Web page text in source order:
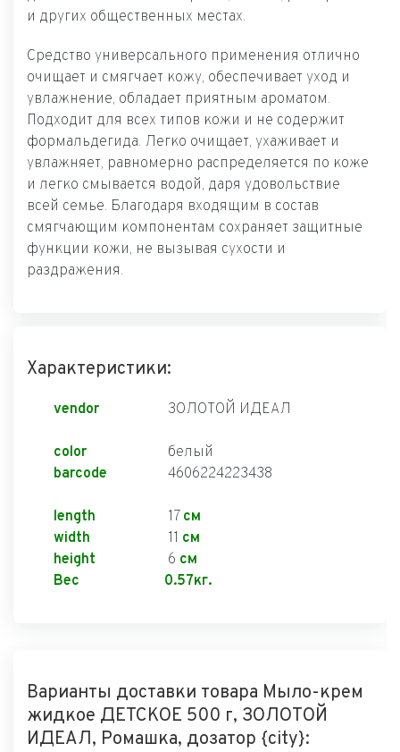
и других общественных местах.
Средство универсального применения отлично
очищает и смягчает кожу, обеспечивает уход и
увлажнение, обладает приятным ароматом.
Подходит для всех типов кожи и не содержит
формальдегида. Легко очищает, ухаживает и
увлажняет, равномерно распределяется по коже
и легко смывается водой, даря удовольствие
всей семье. Благодаря входящим в состав
смягчающим компонентам сохраняет защитные
функции кожи, не вызывая сухости и
раздражения.
Характеристики:
vendor ЗОЛОТОЙ ИДЕАЛ
color
белый
barcode
4606224223438
length 17 см
width
11 см
height
6 см
Вес
0.57кг.
Варианты доставки товара Мыло-крем
жидкое ДЕТСКОЕ 500 г, ЗОЛОТОЙ
ИДЕАЛ, Ромашка, дозатор {city}: